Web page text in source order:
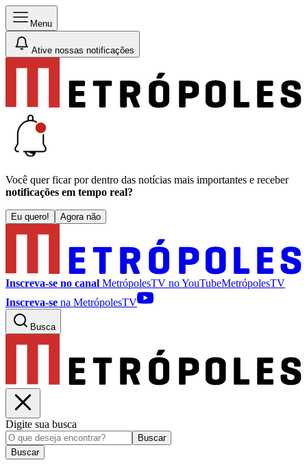
Menu
Ative nossas notificações
Você quer ficar por dentro das notícias mais importantes e receber
notificações em tempo real?
Eu quero! Agora não
Inscreva-se no canal MetrópolesTV noYouTubeMetrópolesTV
Inscreva-se na MetrópolesTV
Busca
Digite sua busca
Buscar
Buscar